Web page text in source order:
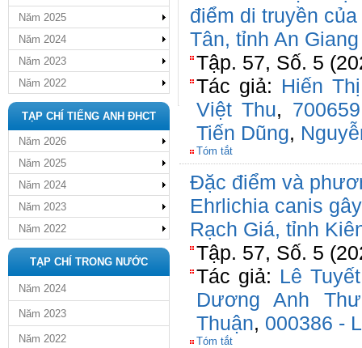
Năm 2025
Năm 2024
Năm 2023
Năm 2022
TẠP CHÍ TIẾNG ANH ĐHCT
Năm 2026
Năm 2025
Năm 2024
Năm 2023
Năm 2022
TẠP CHÍ TRONG NƯỚC
Năm 2024
Năm 2023
Năm 2022
điểm di truyền
Tân, tỉnh An Giang
Tập. 57, Số. 5
Tác giả: Hiến
Việt Thu,
Tiến Dũng,
Tóm tắt
Đặc điểm và
Ehrlichia canis
Rạch Giá, tỉnh
Tập. 57, Số. 5
Tác giả: Lê
Dương Anh Thư
Thuận, 000386 -
Tóm tắt